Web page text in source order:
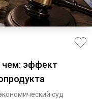
чем: эффект
суд